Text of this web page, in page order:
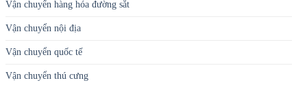
Vận chuyển hàng hóa đường sắt
Vận chuyển nội địa
Vận chuyển quốc tế
Vận chuyển thú cưng